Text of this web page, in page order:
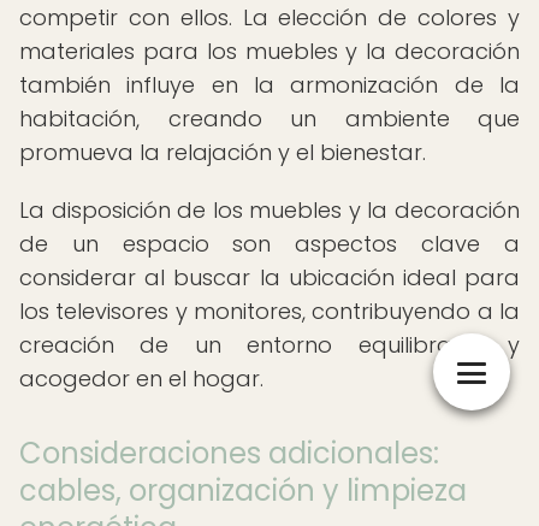
competir con ellos. La elección de colores y
materiales para los muebles y la decoración
también influye en la armonización de la
habitación, creando un ambiente que
promueva la relajación y el bienestar.
La disposición de los muebles y la decoración
de un espacio son aspectos clave a
considerar al buscar la ubicación ideal para
los televisores y monitores, contribuyendo a la
creación de un entorno equilibrado y
acogedor en el hogar.
Consideraciones adicionales:
cables, organización y limpieza